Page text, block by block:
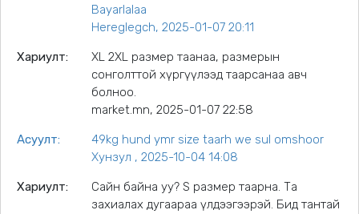
Bayarlalaa
Hereglegch, 2025-01-07 20:11
Хариулт:
XL 2XL размер таанаа, размерын
сонголттой хүргүүлээд таарсанаа авч
болноо.
market.mn, 2025-01-07 22:58
Асуулт:
49kg hund ymr size taarh we sul omshoor
Хунзул , 2025-10-04 14:08
Хариулт:
Сайн байна уу? S размер таарна. Та
захиалах дугаараа үлдээгээрэй. Бид тантай